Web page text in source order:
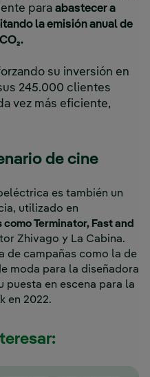
para abastecer a
la emisión anual de
su inversión en
245.000 clientes
vez más eficiente,
de cine
es también un
utilizado en
Terminator, Fast and
Zhivago y La Cabina.
de campañas como la de
moda para la diseñadora
puesta en escena para la
en 2022.